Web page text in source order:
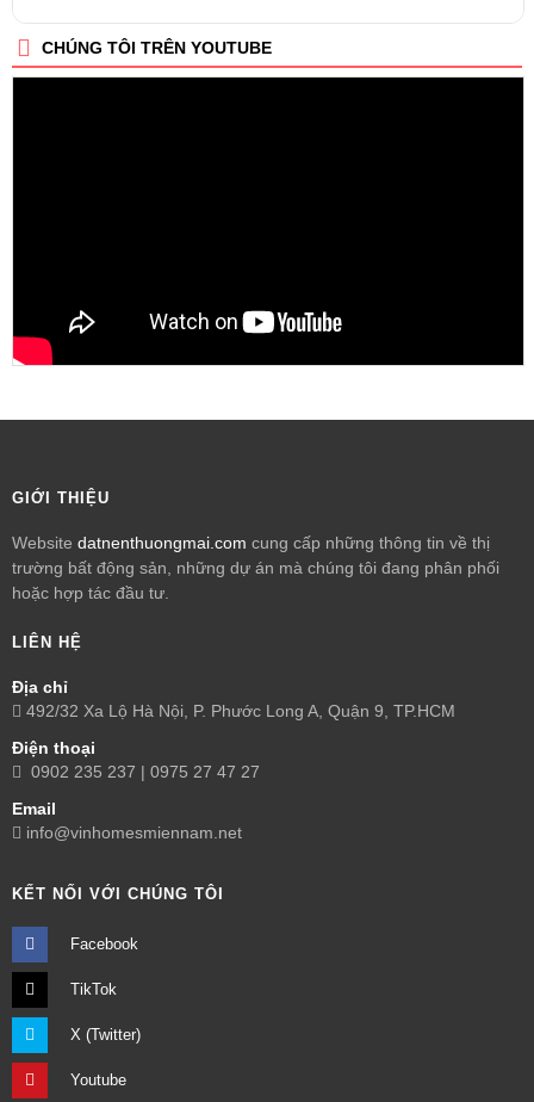
CHÚNG TÔI TRÊN YOUTUBE
GIỚI THIỆU
Website datnenthuongmai.com cung cấp những thông tin về thị
trường bất động sản, những dự án mà chúng tôi đang phân phối
hoặc hợp tác đầu tư.
LIÊN HỆ
Địa chỉ
492/32 Xa Lộ Hà Nội, P. Phước Long A, Quận 9, TP.HCM
Điện thoại
0902 235 237 | 0975 27 47 27
Email
info@vinhomesmiennam.net
KẾT NỐI VỚI CHÚNG TÔI
Facebook
TikTok
X (Twitter)
Youtube